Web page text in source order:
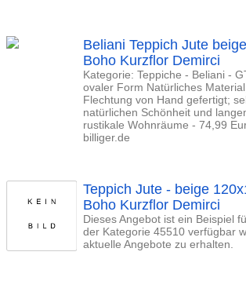
Beliani Teppich Jute
Boho Kurzflor Demirci
Kategorie: Teppiche - Beliani -
ovaler Form Natürliches
Flechtung von Hand gefertigt;
natürlichen Schönheit und
rustikale Wohnräume - 74,99
billiger.de
Teppich Jute - beige
Boho Kurzflor Demirci
Dieses Angebot ist ein Beispiel
der Kategorie 45510 verfügbar
aktuelle Angebote zu erhalten.